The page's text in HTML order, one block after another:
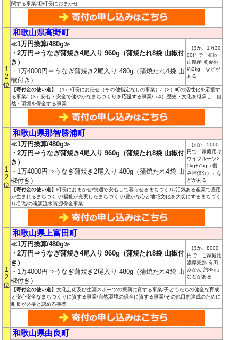
関する事業/⑥町長におまかせ
1
2
位
和歌山県高野町
≪1万円換算/480g≫
・2万円⇒うなぎ蒲焼き4尾入り 960g（蒲焼たれ8袋 山椒付
き）
・1万4000円⇒うなぎ蒲焼き2尾入り 480g（蒲焼たれ4袋 山
椒付き）
ほか、1万30
00円で「和歌
山県産 黄金桃
約2kg」などが
ある
【寄付金の使い道】
（1）町長にお任せ（その他指定なしの事業）/（2）町の活性化を応援す
る事業/（3）安心・安全で健やかなまちづくりを応援する事業/（4）歴史・文化を継承し、自
然・環境を保全する事業
1
2
位
和歌山県那智勝浦町
≪1万円換算/480g≫
・2万円⇒うなぎ蒲焼き4尾入り 960g（蒲焼たれ8袋 山椒付
き）
・1万4000円⇒うなぎ蒲焼き2尾入り 480g（蒲焼たれ4袋 山
椒付き）
ほか、5000
円で「家庭用キ
ウイフルーツ2.
5kg+75g（傷
み補償分）」な
どがある
【寄付金の使い道】町長におまかせ/快適で安心して暮らせるまちづくり/活気ある産業で雇用
が生まれるまちづくり/福祉が充実したまちづくり/豊かな心と地域文化を大切にするまちづく
り/那智の滝源流水資源保全事業
1
2
位
和歌山県上富田町
≪1万円換算/480g≫
・2万円⇒うなぎ蒲焼き4尾入り 960g（蒲焼たれ8袋 山椒付
き）
・1万4000円⇒うなぎ蒲焼き2尾入り 480g（蒲焼たれ4袋 山
椒付き）
ほか、8000
円で「ご家庭用
濃厚完熟 有田
みかん 約8kg」
などがある
【寄付金の使い道】文化芸術及び生涯スポーツの振興に資する事業/子どもたちの健全な育成
と安心安全なまちづくりに資する事業/自然環境の保全に資する事業/その他目的達成のために
町長が必要と認める事業
和歌山県由良町